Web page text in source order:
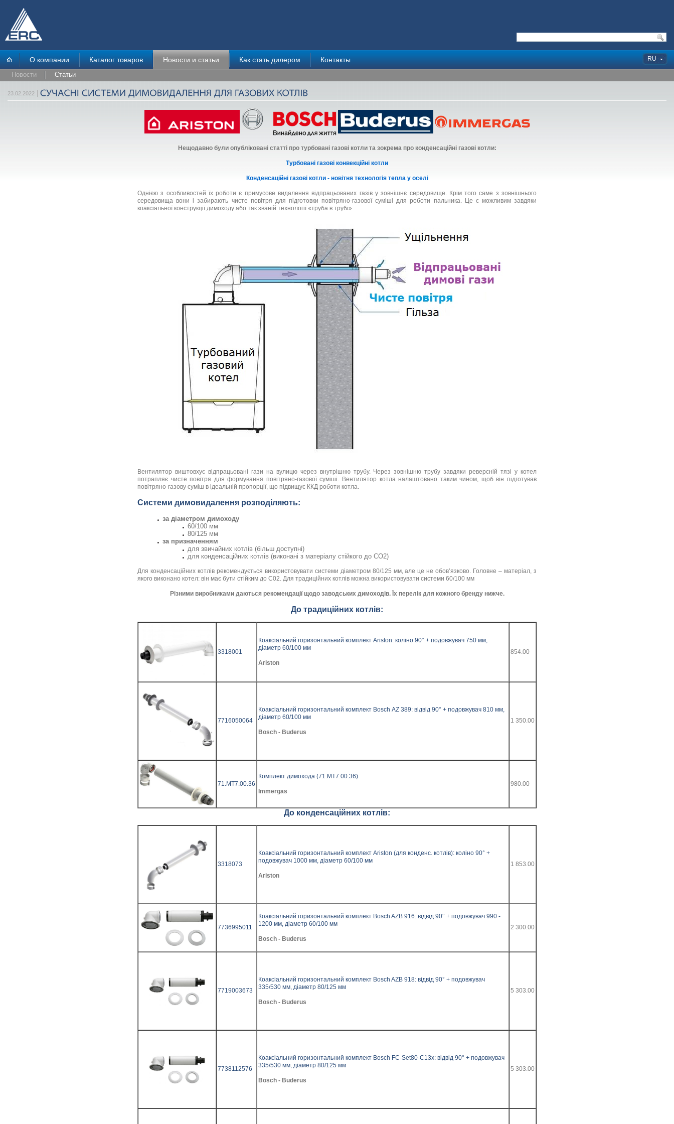
RU
О компании Каталог товаров Новости и статьи Как стать дилером Контакты
Новости Статьи
23.02.2022
Нещодавно були опубліковані статті про турбовані газові котли та зокрема про конденсаційні газові котли:
Турбовані газові конвекційні котли
Конденсаційні газові котли - новітня технологія тепла у оселі
Однією з особливостей їх роботи є примусове видалення відпрацьованих газів у зовнішнє середовище. Крім того саме з зовнішнього
середовища вони і забирають чисте повітря для підготовки повітряно-газової суміші для роботи пальника. Це є можливим завдяки
коаксіальної конструкції димоходу або так званій технології «труба в трубі».
Вентилятор виштовхує відпрацьовані гази на вулицю через внутрішню трубу. Через зовнішню трубу завдяки реверсній тязі у котел
потрапляє чисте повітря для формування повітряно-газової суміші. Вентилятор котла налаштовано таким чином, щоб він підготував
повітряно-газову суміш в ідеальній пропорції, що підвищує ККД роботи котла.
Системи димовидалення розподіляють:
за діаметром димоходу
60/100 мм
80/125 мм
за призначенням
для звичайних котлів (більш доступні)
для конденсаційних котлів (виконані з матеріалу стійкого до CO2)
Для конденсаційних котлів рекомендується використовувати системи діаметром 80/125 мм, але це не обов’язково. Головне – матеріал, з
якого виконано котел: він має бути стійким до C02. Для традиційних котлів можна використовувати системи 60/100 мм
Різними виробниками даються рекомендації щодо заводських димоходів. Їх перелік для кожного бренду нижче.
До традиційних котлів:
3318001
Коаксіальний горизонтальний комплект Ariston: коліно 90° + подовжувач 750 мм,
діаметр 60/100 мм
Ariston
854.00
7716050064
Коаксіальний горизонтальний комплект Bosch АZ 389: відвід 90° + подовжувач 810 мм,
діаметр 60/100 мм
Bosch - Buderus
1 350.00
71.MT7.00.36
Комплект димохода (71.МТ7.00.36)
Immergas
980.00
До конденсаційних котлів:
3318073
Коаксіальний горизонтальний комплект Ariston (для конденс. котлів): коліно 90° +
подовжувач 1000 мм, діаметр 60/100 мм
Ariston
1 853.00
7736995011
Коаксіальний горизонтальний комплект Bosch AZB 916: відвід 90° + подовжувач 990 -
1200 мм, діаметр 60/100 мм
Bosch - Buderus
2 300.00
7719003673
Коаксіальний горизонтальний комплект Bosch AZB 918: відвід 90° + подовжувач
335/530 мм, діаметр 80/125 мм
Bosch - Buderus
5 303.00
7738112576
Коаксіальний горизонтальний комплект Bosch FC-Set80-C13x: відвід 90° + подовжувач
335/530 мм, діаметр 80/125 мм
Bosch - Buderus
5 303.00